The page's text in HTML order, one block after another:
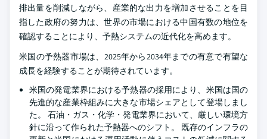
排出量を削減しながら、産業的な出力を増加させることを目
指した政府の努力は、世界の市場における中国有数の地位を
確認することにより、予熱システムの近代化を高めます。
米国の予熱器市場は、2025年から2034年までの有意で有望な
成長を経験することが期待されています。
米国の発電業界における予熱器の採用により、米国は国の
先進的な産業枠組みに大きな市場シェアとして登場しまし
た。 石油・ガス・化学・発電業界において、厳しい環境方
針に沿って作られた予熱器へのシフト。 既存のインフラの